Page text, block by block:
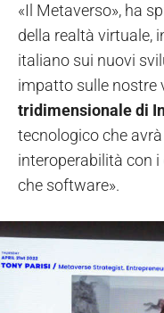
«Il Metaverso», ha
della realtà virtuale,
italiano sui nuovi
impatto sulle nostre
tridimensionale di
tecnologico che
interoperabilità con
che software».